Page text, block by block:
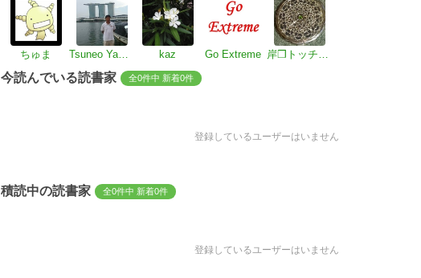
ちゅま Tsuneo Yanaka kaz Go Extreme 岸❒トッチントッチン
今読んでいる読書家 全0件中 新着0件
登録しているユーザーはいません
積読中の読書家 全0件中 新着0件
登録しているユーザーはいません